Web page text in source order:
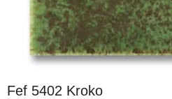
Fef 5402 Kroko